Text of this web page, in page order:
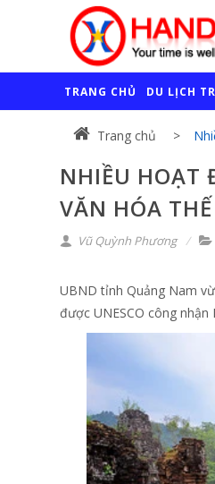
TRANG CHỦ DU LỊCH
Trang chủ
NHIỀU HOẠT
VĂN HÓA
Vũ Quỳnh Phương
UBND tỉnh Quảng Nam
được UNESCO công